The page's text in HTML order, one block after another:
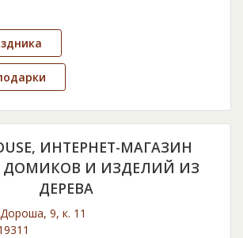
ИНТЕРНЕТ-МАГАЗИН
ДОМИКОВ И ИЗДЕЛИЙ ИЗ
ДЕРЕВА
9, к. 11